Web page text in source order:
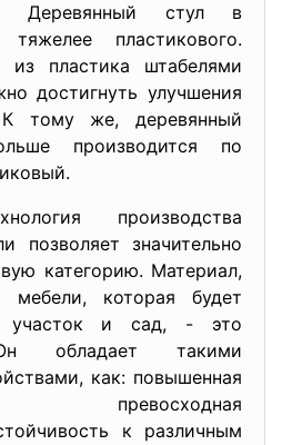
Деревянный стул в
пластикового.
из пластика штабелями
достигнуть улучшения
К тому же, деревянный
производится по
производства
позволяет значительно
категорию. Материал,
мебели, которая будет
участок и сад, - это
обладает такими
как: повышенная
превосходная
к различным